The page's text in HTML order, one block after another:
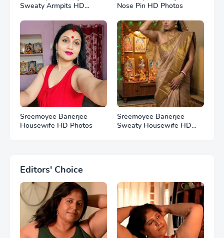
Sweaty Armpits HD
Nose Pin HD Photos
Sreemoyee Banerjee
Housewife HD Photos
Sreemoyee Banerjee
Sweaty Housewife HD
Editors' Choice